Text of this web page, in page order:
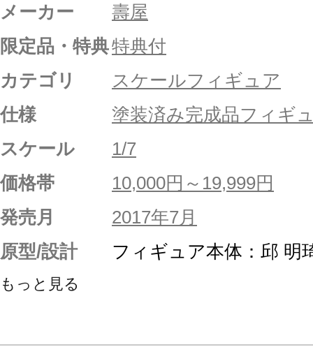
メーカー
壽屋
限定品・特典特典付
カテゴリ
スケールフィギュア
仕様
塗装済み完成品フィギ
スケール
1/7
価格帯
10,000円～19,999円
発売月
2017年7月
原型/設計
フィギュア本体：邱 明
もっと見る